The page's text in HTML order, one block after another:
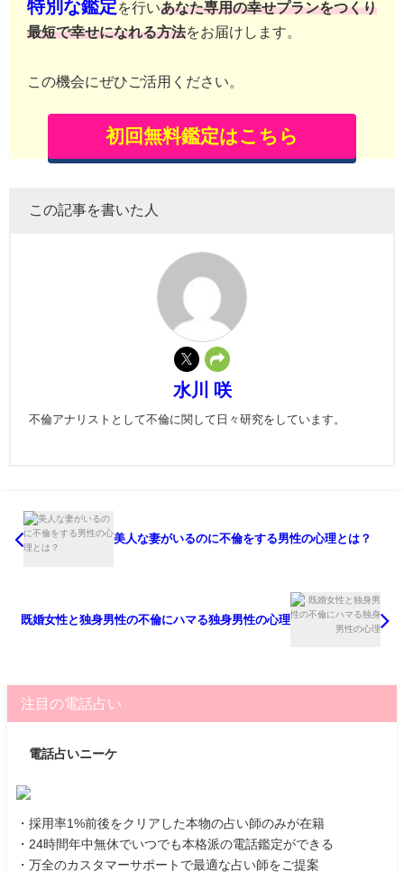
特別な鑑定を行いあなた専用の幸せプランをつくり
最短で幸せになれる方法をお届けします。
この機会にぜひご活用ください。
初回無料鑑定はこちら
この記事を書いた人
水川 咲
不倫アナリストとして不倫に関して日々研究をしています。
美人な妻がいるのに不倫をする男性の心理とは？
既婚女性と独身男性の不倫にハマる独身男性の心理
注目の電話占い
電話占いニーケ
・採用率1%前後をクリアした本物の占い師のみが在籍
・24時間年中無休でいつでも本格派の電話鑑定ができる
・万全のカスタマーサポートで最適な占い師をご提案